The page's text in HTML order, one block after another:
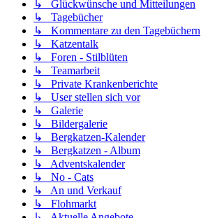
↳ Glückwünsche und Mitteilungen
↳ Tagebücher
↳ Kommentare zu den Tagebüchern
↳ Katzentalk
↳ Foren - Stilblüten
↳ Teamarbeit
↳ Private Krankenberichte
↳ User stellen sich vor
↳ Galerie
↳ Bildergalerie
↳ Bergkatzen-Kalender
↳ Bergkatzen - Album
↳ Adventskalender
↳ No - Cats
↳ An und Verkauf
↳ Flohmarkt